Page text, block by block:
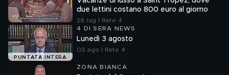
due lettini costano 800 euro al giorno
28 lug | Rete 4
PUNTATA INTERA
4 DI SERA NEWS
Lunedì 3 agosto
03 ago | Rete 4
ZONA BIANCA